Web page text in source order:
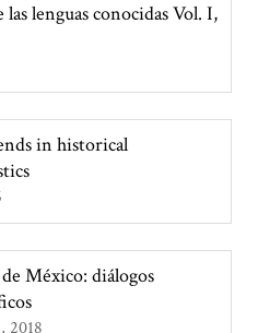
las lenguas conocidas Vol. I,
in historical
México: diálogos
2018